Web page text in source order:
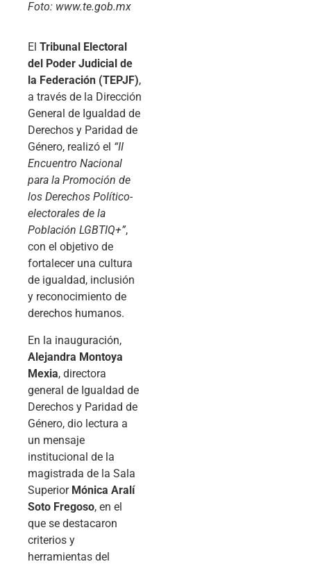
Foto: www.te.gob.mx
El Tribunal Electoral
del Poder Judicial de
la Federación (TEPJF),
a través de la Dirección
General de Igualdad de
Derechos y Paridad de
Género, realizó el “II
Encuentro Nacional
para la Promoción de
los Derechos Político-
electorales de la
Población LGBTIQ+”,
con el objetivo de
fortalecer una cultura
de igualdad, inclusión
y reconocimiento de
derechos humanos.
En la inauguración,
Alejandra Montoya
Mexia, directora
general de Igualdad de
Derechos y Paridad de
Género, dio lectura a
un mensaje
institucional de la
magistrada de la Sala
Superior Mónica Aralí
Soto Fregoso, en el
que se destacaron
criterios y
herramientas del